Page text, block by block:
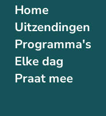
Home
Uitzendingen
Programma's
Elke dag
Praat mee